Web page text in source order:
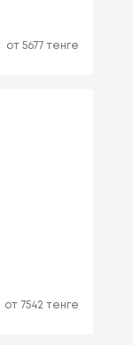
от 5677 тенге
от 7542 тенге